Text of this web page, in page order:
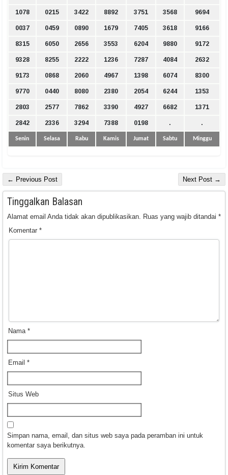
1078 0215 3422 8892 3751 3568 9694
0037 0459 0890 1679 7405 3618 9166
8315 6050 2656 3553 6204 9880 9172
9328 8255 2222 1236 7287 4084 2632
9173 0868 2060 4967 1398 6074 8300
9770 0440 8080 2380 2054 6244 1353
2803 2577 7862 3390 4927 6682 1371
2842 2336 3294 7388 0198 . .
Senin Selasa Rabu Kamis Jumat Sabtu Minggu
← Previous Post Next Post →
Tinggalkan Balasan
Alamat email Anda tidak akan dipublikasikan. Ruas yang wajib ditandai *
Komentar *
Nama *
Email *
Situs Web
Simpan nama, email, dan situs web saya pada peramban ini untuk
komentar saya berikutnya.